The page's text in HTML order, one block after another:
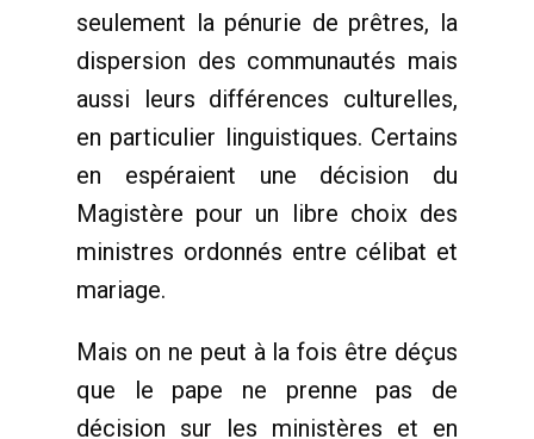
seulement la pénurie de prêtres, la
dispersion des communautés mais
aussi leurs différences culturelles,
en particulier linguistiques. Certains
en espéraient une décision du
Magistère pour un libre choix des
ministres ordonnés entre célibat et
mariage.
Mais on ne peut à la fois être déçus
que le pape ne prenne pas de
décision sur les ministères et en